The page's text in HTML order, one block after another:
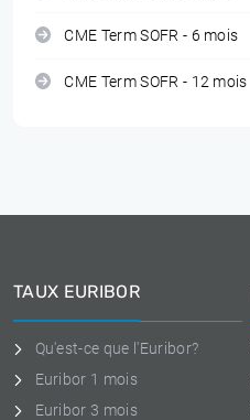
CME Term SOFR - 6 mois
CME Term SOFR - 12 mois
TAUX EURIBOR
Qu'est-ce que l'Euribor?
Euribor 1 mois
Euribor 3 mois